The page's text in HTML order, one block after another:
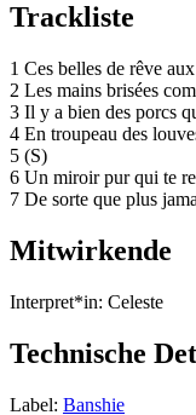
Trackliste
1 Ces belles de rêve
2 Les mains brisées
3 Il y a bien des porcs
4 En troupeau des
5 (S)
6 Un miroir pur qui te
7 De sorte que plus
Mitwirkende
Interpret*in: Celeste
Technische
Label: Banshie